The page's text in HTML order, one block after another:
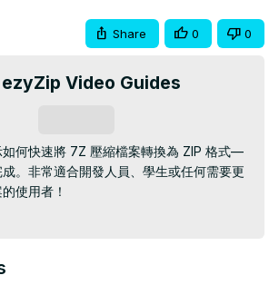
Share 0 0
ezyZip Video Guides
如何快速將 7Z 壓縮檔案轉換為 ZIP 格式—
。非常適合開發人員、學生或任何需要更
使用者！
– 點擊「選擇要轉換的 7Z 檔案」或將其